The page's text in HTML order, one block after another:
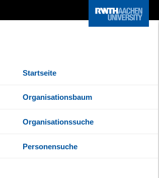
Startseite
Organisationsbaum
Organisationssuche
Personensuche